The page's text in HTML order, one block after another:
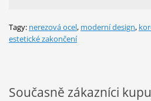
Tagy: nerezová ocel, moderní design,
estetické zakončení
Současně zákazníci